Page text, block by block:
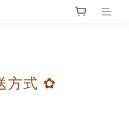
方式 ✿